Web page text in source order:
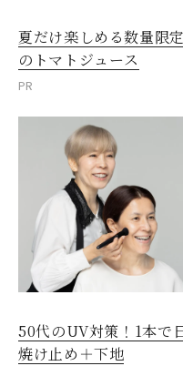
夏だけ楽しめる数量限定
のトマトジュース
PR
50代のUV対策！1本で
焼け止め＋下地